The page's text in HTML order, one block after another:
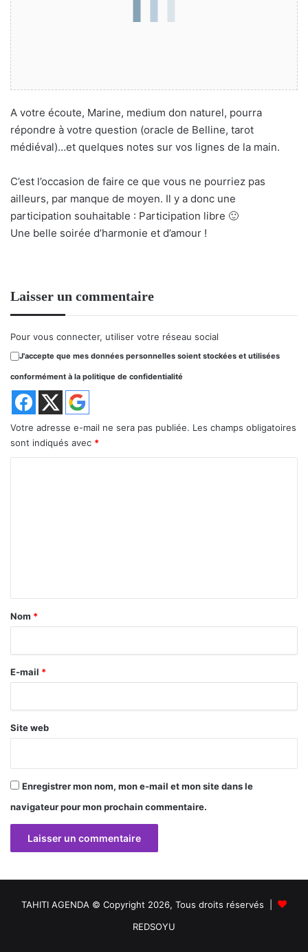
A votre écoute, Marine, medium don naturel, pourra
répondre à votre question (oracle de Belline, tarot
médiéval)…et quelques notes sur vos lignes de la main.
C’est l’occasion de faire ce que vous ne pourriez pas
ailleurs, par manque de moyen. Il y a donc une
participation souhaitable : Participation libre 🙂
Une belle soirée d’harmonie et d’amour !
Laisser un commentaire
Pour vous connecter, utiliser votre réseau social
J'accepte que mes données personnelles soient stockées et utilisées
conformément à la politique de confidentialité
Votre adresse e-mail ne sera pas publiée. Les champs obligatoires
sont indiqués avec *
a
r
e
Nom *
E-mail *
Site web
Enregistrer mon nom, mon e-mail et mon site dans le
navigateur pour mon prochain commentaire.
TAHITI AGENDA © Copyright 2026, Tous droits réservés |
REDSOYU